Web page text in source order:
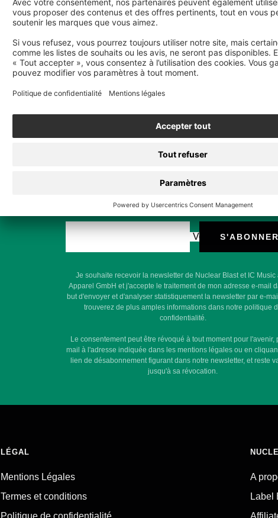
Économisez 5 € sur votre
Abonnez-vous à la newsletter Nuclear Blast et
Votre e-mailS'ABONNER
Je souhaite recevoir la newsletter de Nuclear Blast et IC Music
Apparel GmbH et j'accepte le traitement de mon adresse e-mail
but d'envoyer et d'analyser statistiquement la newsletter par e-
trouverez de plus amples informations dans notre politique
confidentialité.
Le consentement peut être révoqué à tout moment pour l'avenir,
mail à l'adresse indiquée dans les mentions légales ou en
lien de désabonnement figurant dans notre newsletter, et reste
jusqu'à sa révocation.
LÉGAL
Mentions Légales
Termes et conditions
Politique de confidentialité
A
Label